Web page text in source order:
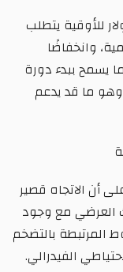
أن الوصول إلى حاجز 100 دولار للأوقية يتطلب
وانخفاضًا
يسمح ببدء دورة
وهو ما قد يدعم
أن الاتجاه قصير
العرضي مع وجود
بالتضخم
الفيدرالي.